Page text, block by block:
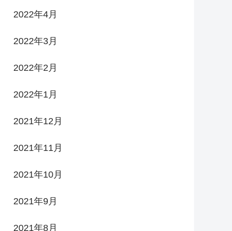
2022年4月
2022年3月
2022年2月
2022年1月
2021年12月
2021年11月
2021年10月
2021年9月
2021年8月